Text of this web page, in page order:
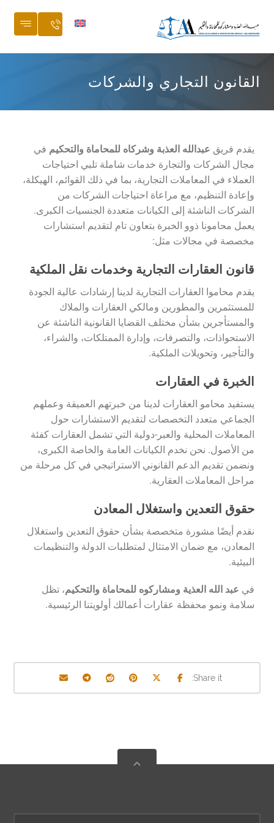
القانون التجاري والشركات
يقدم فريق عبدالله العذبة وشركاه للمحاماة والتحكيم في
مجال الشركات والتجارة خدمات شاملة تلبي احتياجات
العملاء في المعاملات التجارية، بما في ذلك القوائم، الهيكلة،
وإعادة التنظيم، مع مراعاة احتياجات الشركات من
الشركات الناشئة إلى الكيانات متعددة الجنسيات الكبرى.
يعمل محامونا ذوو الخبرة بتعاون تام لتقديم استشارات
مخصصة في مجالات مثل:
قانون العقارات التجارية وخدمات نقل الملكية
يقدم محاموا العقارات التجارية لدينا إرشادات عالية الجودة
للمستثمرين والمطورين ومالكي العقارات والملاك
والمستأجرين بشأن مختلف القضايا القانونية الناشئة عن
الاستحواذات، والتصرفات، وإدارة الممتلكات، والشراء،
والتأجير، وتحويلات الملكية.
الخبرة في العقارات
يستفيد محامو العقارات لدينا من خبرتهم العميقة وعملهم
الجماعي متعدد التخصصات لتقديم الاستشارات حول
المعاملات المحلية والعبر-دولية التي تشمل العقارات كفئة
من الأصول. نحن نخدم الكيانات العامة والخاصة الكبرى،
ونضمن تقديم الدعم القانوني الاستراتيجي في كل مرحلة من
مراحل المعاملات العقارية.
حقوق التعدين واستغلال المعادن
نقدم أيضًا مشورة متخصصة بشأن حقوق التعدين واستغلال
المعادن، مع ضمان الامتثال لمتطلبات الدولة والتنظيمات
البيئية.
في عبد الله العذية ومشاركوه للمحاماة والتحكيم، تظل
سلامة ونمو محفظة عقارات أعمالك أولويتنا الرئيسية.